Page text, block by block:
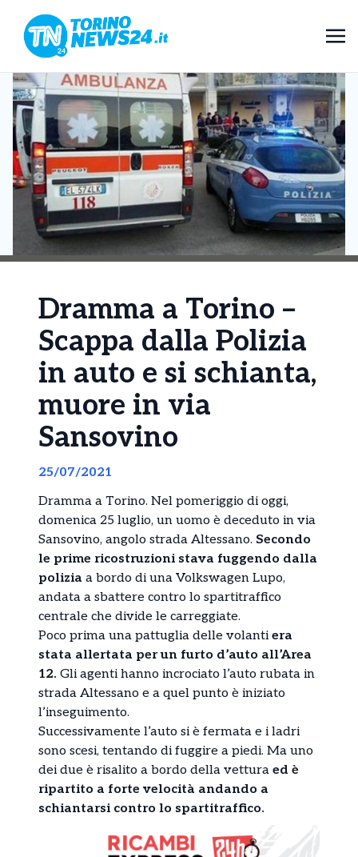
Dramma a Torino –
Scappa dalla Polizia
in auto e si schianta,
muore in via
Sansovino
25/07/2021
Dramma a Torino. Nel pomeriggio di oggi,
domenica 25 luglio, un uomo è deceduto in via
Sansovino, angolo strada Altessano. Secondo
le prime ricostruzioni stava fuggendo dalla
polizia a bordo di una Volkswagen Lupo,
andata a sbattere contro lo spartitraffico
centrale che divide le carreggiate.
Poco prima una pattuglia delle volanti era
stata allertata per un furto d’auto all’Area
12. Gli agenti hanno incrociato l’auto rubata in
strada Altessano e a quel punto è iniziato
l’inseguimento.
Successivamente l’auto si è fermata e i ladri
sono scesi, tentando di fuggire a piedi. Ma uno
dei due è risalito a bordo della vettura ed è
ripartito a forte velocità andando a
schiantarsi contro lo spartitraffico.